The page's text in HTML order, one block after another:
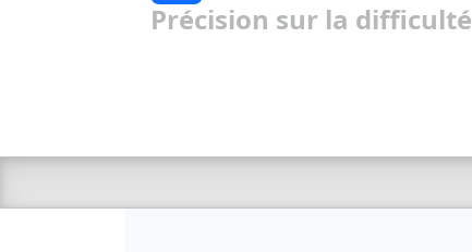
Précision sur la difficulté